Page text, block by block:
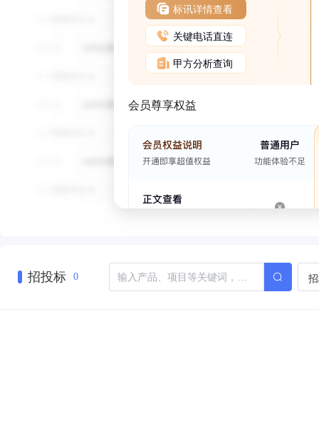
标讯详情查看
关键电话直连
甲方分析查询
会员尊享权益
招投标 0